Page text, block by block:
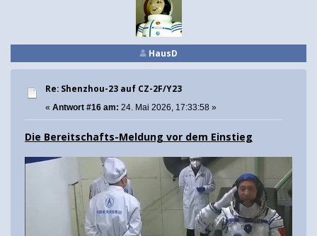
HausD
Re: Shenzhou-23 auf CZ-2F/Y23
« Antwort #16 am: 24. Mai 2026, 17:33:58 »
Die Bereitschafts-Meldung vor dem Einstieg